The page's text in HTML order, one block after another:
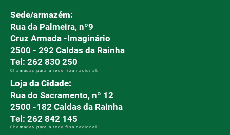
Sede/armazém:
Rua da Palmeira, nº9
Cruz Armada -Imaginário
2500 - 292 Caldas da Rainha
Tel: 262 830 250
Chamadas para a rede fixa nacional.
Loja da Cidade:
Rua do Sacramento, nº 12
2500 -182 Caldas da Rainha
Tel: 262 842 145
Chamadas para a rede fixa nacional.